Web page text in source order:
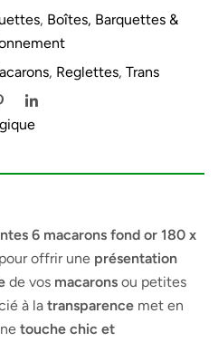
, Boîtes, Barquettes &
, Reglettes, Trans
6 macarons fond or 180 x
offrir une présentation
de vos macarons ou petites
à la transparence met en
touche chic et